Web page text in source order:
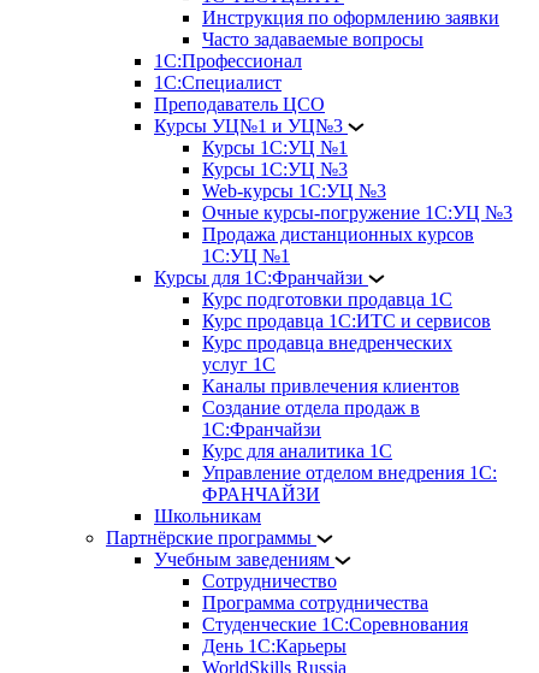
Инструкция по оформлению заявки
Часто задаваемые вопросы
1С:Профессионал
1С:Специалист
Преподаватель ЦСО
Курсы УЦ№1 и УЦ№3
Курсы 1С:УЦ №1
Курсы 1С:УЦ №3
Web-курсы 1С:УЦ №3
Очные курсы-погружение 1С:УЦ №3
Продажа дистанционных курсов
1С:УЦ №1
Курсы для 1С:Франчайзи
Курс подготовки продавца 1С
Курс продавца 1С:ИТС и сервисов
Курс продавца внедренческих
услуг 1С
Каналы привлечения клиентов
Создание отдела продаж в
1С:Франчайзи
Курс для аналитика 1С
Управление отделом внедрения 1С:
ФРАНЧАЙЗИ
Школьникам
Партнёрские программы
Учебным заведениям
Сотрудничество
Программа сотрудничества
Студенческие 1С:Соревнования
День 1С:Карьеры
WorldSkills Russia